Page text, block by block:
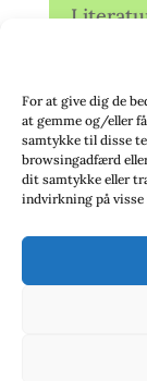
For at give dig de
at gemme og/eller
samtykke til disse
browsingadfærd
dit samtykke eller
indvirkning på visse